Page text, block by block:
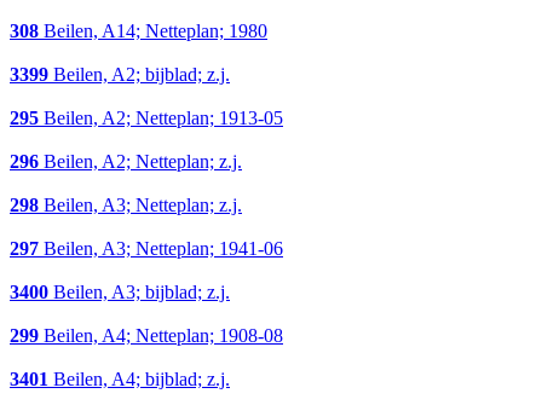
308 Beilen, A14; Netteplan; 1980
3399 Beilen, A2; bijblad; z.j.
295 Beilen, A2; Netteplan; 1913-05
296 Beilen, A2; Netteplan; z.j.
298 Beilen, A3; Netteplan; z.j.
297 Beilen, A3; Netteplan; 1941-06
3400 Beilen, A3; bijblad; z.j.
299 Beilen, A4; Netteplan; 1908-08
3401 Beilen, A4; bijblad; z.j.